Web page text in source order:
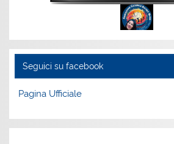
Seguici su facebook
Pagina Ufficiale